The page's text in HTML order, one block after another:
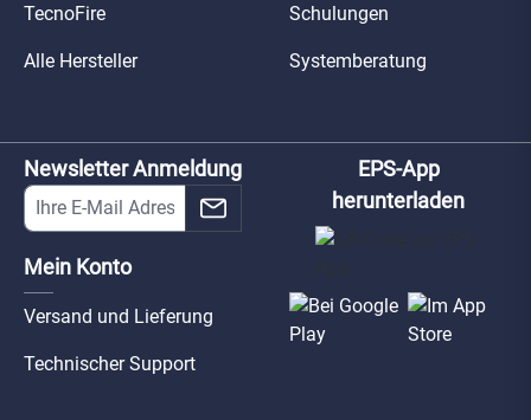
TecnoFire
Alle Hersteller
Schulungen
Systemberatung
Newsletter Anmeldung
Mein Konto
Versand und Lieferung
Technischer Support
EPS-App
herunterladen